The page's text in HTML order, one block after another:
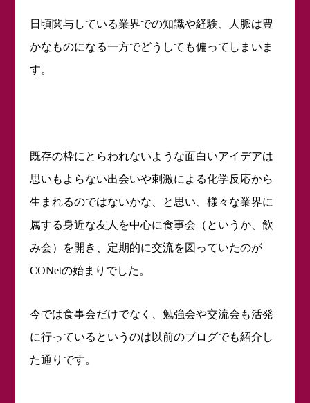
日頃関与している業界での知識や経験、人脈は豊
かなものになる一方でどうしても偏ってしまいま
す。
既存の枠にとらわれないような面白いアイデアは
思いもよらない出会いや刺激による化学反応から
生まれるのではないかな、と思い、様々な業界に
属する身近な友人を中心に食事会（というか、飲
み会）を開き、定期的に交流を図っていたのが
CONetの始まりでした。
今では食事会だけでなく、勉強会や交流会も活発
に行っているというのは以前のブログでも紹介し
た通りです。